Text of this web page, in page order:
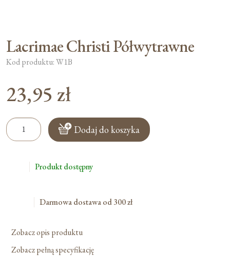
Lacrimae Christi Półwytrawne
Kod produktu: W1B
23,95 zł
ilość
Lacrimae
Półwytrawne
Dodaj do koszyka
Produkt dostępny
Darmowa dostawa od 300 zł
Zobacz opis produktu
Zobacz pełną specyfikację